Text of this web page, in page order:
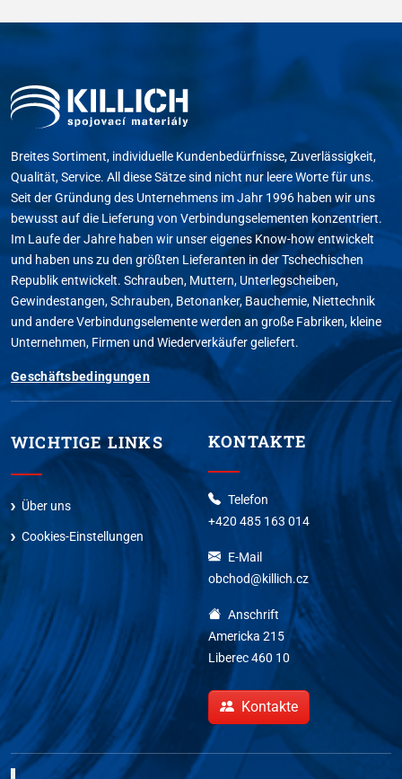
Breites Sortiment, individuelle Kundenbedürfnisse, Zuverlässigkeit,
Qualität, Service. All diese Sätze sind nicht nur leere Worte für uns.
Seit der Gründung des Unternehmens im Jahr 1996 haben wir uns
bewusst auf die Lieferung von Verbindungselementen konzentriert.
Im Laufe der Jahre haben wir unser eigenes Know-how entwickelt
und haben uns zu den größten Lieferanten in der Tschechischen
Republik entwickelt. Schrauben, Muttern, Unterlegscheiben,
Gewindestangen, Schrauben, Betonanker, Bauchemie, Niettechnik
und andere Verbindungselemente werden an große Fabriken, kleine
Unternehmen, Firmen und Wiederverkäufer geliefert.
Geschäftsbedingungen
WICHTIGE LINKS
Über uns
Cookies-Einstellungen
KONTAKTE
Telefon
+420 485 163 014
E-Mail
obchod@killich.cz
Anschrift
Americka 215
Liberec 460 10
Kontakte